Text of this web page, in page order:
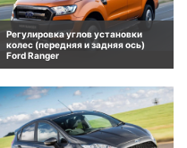
Регулировка углов установки
колес (передняя и задняя ось)
Ford Ranger